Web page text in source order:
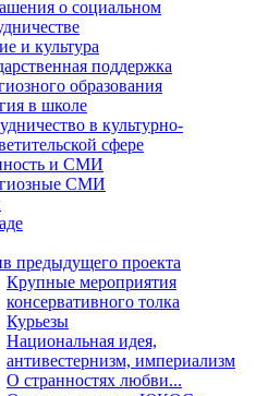
о социальном
и культура
поддержка
образования
в школе
в культурно-
сфере
и СМИ
СМИ
предыдущего проекта
Крупные мероприятия
консервативного толка
Курьезы
Национальная идея,
антивестернизм, империализм
О странностях любви...